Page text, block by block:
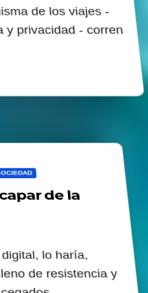
de los viajes -
y privacidad - corren
de la
lo haría,
de resistencia y